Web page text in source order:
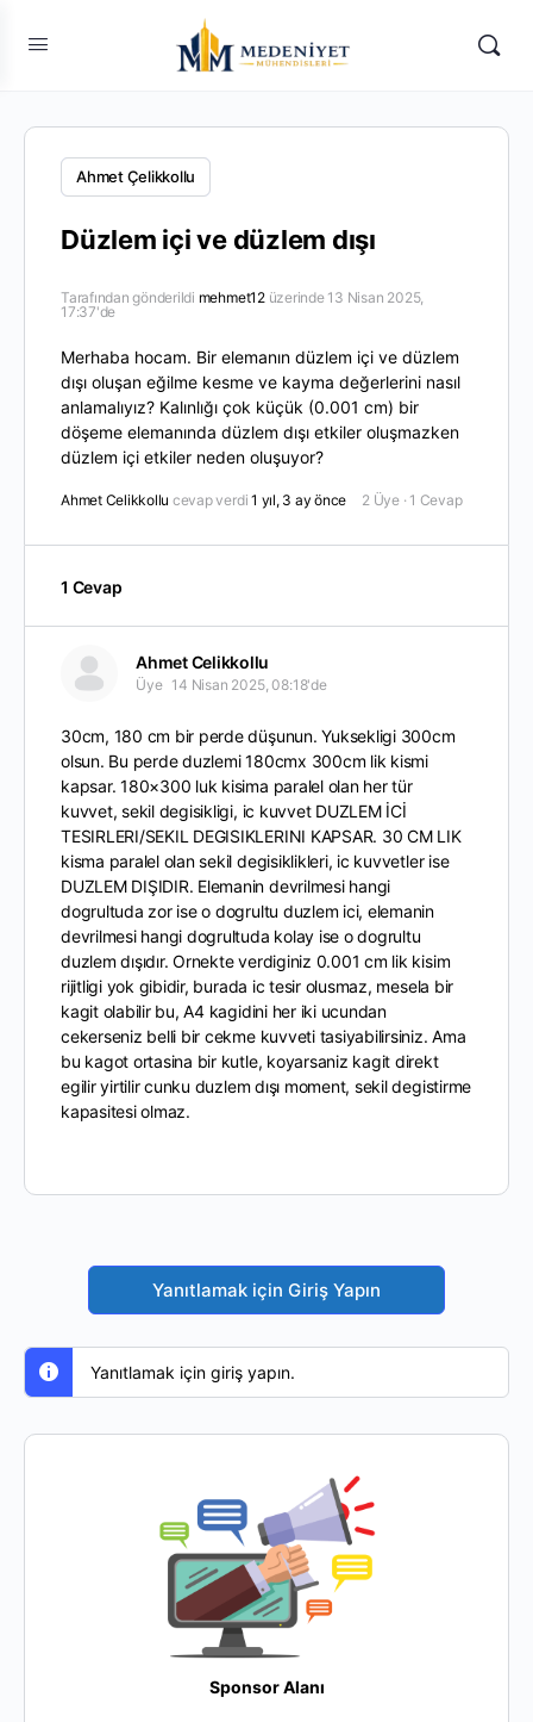
Ahmet Çelikkollu
Düzlem içi ve düzlem dışı
Tarafından gönderildi mehmet12 üzerinde 13 Nisan 2025,
17:37'de
Merhaba hocam. Bir elemanın düzlem içi ve düzlem
dışı oluşan eğilme kesme ve kayma değerlerini nasıl
anlamalıyız? Kalınlığı çok küçük (0.001 cm) bir
döşeme elemanında düzlem dışı etkiler oluşmazken
düzlem içi etkiler neden oluşuyor?
Ahmet Celikkollu cevap verdi1 yıl, 3 ay önce 2 Üye · 1 Cevap
1 Cevap
Ahmet Celikkollu
Üye 14 Nisan 2025, 08:18'de
30cm, 180 cm bir perde düşunun. Yuksekligi 300cm
olsun. Bu perde duzlemi 180cmx 300cm lik kismi
kapsar. 180×300 luk kisima paralel olan her tür
kuvvet, sekil degisikligi, ic kuvvet DUZLEM İCİ
TESIRLERI/SEKIL DEGISIKLERINI KAPSAR. 30 CM LIK
kisma paralel olan sekil degisiklikleri, ic kuvvetler ise
DUZLEM DIŞIDIR. Elemanin devrilmesi hangi
dogrultuda zor ise o dogrultu duzlem ici, elemanin
devrilmesi hangi dogrultuda kolay ise o dogrultu
duzlem dışıdır. Ornekte verdiginiz 0.001 cm lik kisim
rijitligi yok gibidir, burada ic tesir olusmaz, mesela bir
kagit olabilir bu, A4 kagidini her iki ucundan
cekerseniz belli bir cekme kuvveti tasiyabilirsiniz. Ama
bu kagot ortasina bir kutle, koyarsaniz kagit direkt
egilir yirtilir cunku duzlem dışı moment, sekil degistirme
kapasitesi olmaz.
Yanıtlamak için Giriş Yapın
Yanıtlamak için giriş yapın.
Sponsor Alanı